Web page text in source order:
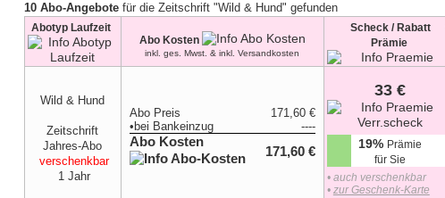
10 Abo-Angebote für die Zeitschrift "Wild & Hund" gefunden
Abotyp Laufzeit
Abo Kosten
inkl. ges. Mwst. & inkl. Versandkosten
Scheck / Rabatt
Prämie
Wild & Hund
Zeitschrift
Jahres-Abo
verschenkbar
1 Jahr
Abo Preis
171,60 €
• bei Bankeinzug ----
Abo Kosten
171,60 €
33 €
19% Prämie
für Sie
• auch verschenkbar
• zur Geschenk-Karte